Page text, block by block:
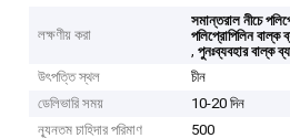
লক্ষণীয় করা
সমান্তরাল নীচে
পলিপ্রোপিলিন বাল্ক
,পুনঃব্যবহার বাল্ক
উৎপত্তি স্থল
চীন
ডেলিভারি সময়
10-20 দিন
ন্যূনতম চাহিদার পরিমাণ
500